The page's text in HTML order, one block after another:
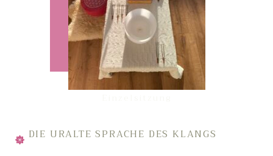
DIE URALTE SPRACHE DES KLANGS